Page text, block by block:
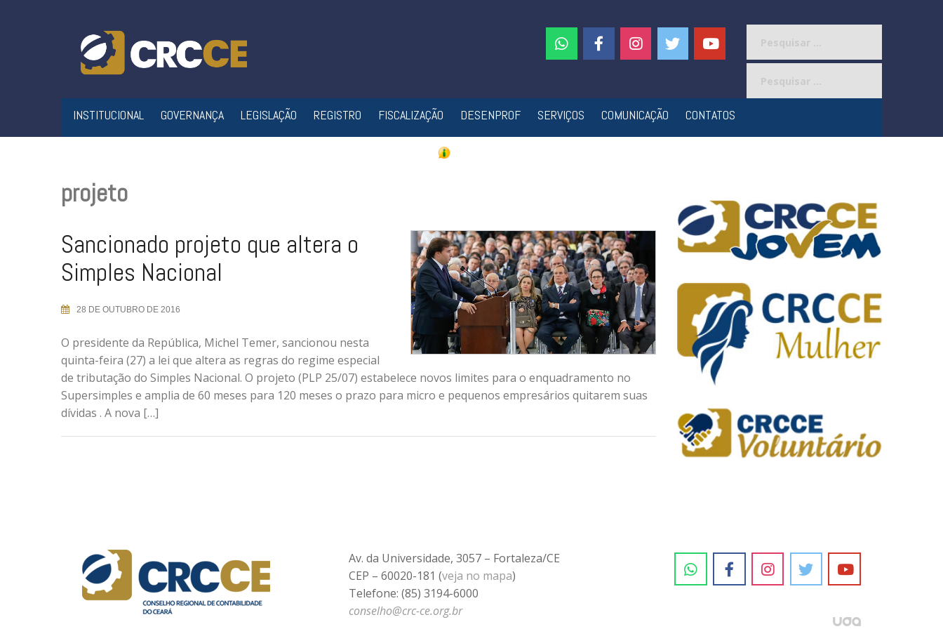
INSTITUCIONAL GOVERNANÇA LEGISLAÇÃO REGISTRO FISCALIZAÇÃO DESENPROF SERVIÇOS COMUNICAÇÃO CONTATOS
projeto
Sancionado projeto que altera o
Simples Nacional
28 DE OUTUBRO DE 2016
O presidente da República, Michel Temer, sancionou nesta
quinta-feira (27) a lei que altera as regras do regime especial
de tributação do Simples Nacional. O projeto (PLP 25/07) estabelece novos limites para o enquadramento no
Supersimples e amplia de 60 meses para 120 meses o prazo para micro e pequenos empresários quitarem suas
dívidas . A nova […]
Av. da Universidade, 3057 – Fortaleza/CE
CEP – 60020-181 (veja no mapa)
Telefone: (85) 3194-6000
conselho@crc-ce.org.br